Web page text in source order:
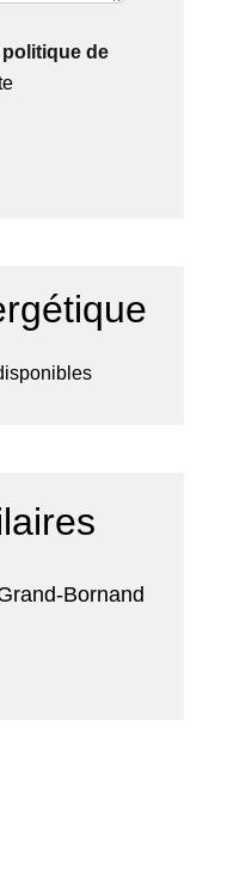
politique de
Bornand